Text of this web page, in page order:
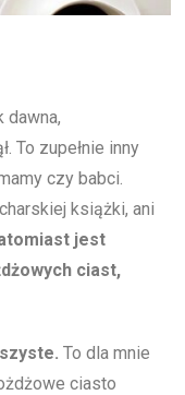
dawna,
To zupełnie inny
czy babci.
książki, ani
jest
ciast,
To dla mnie
ciasto